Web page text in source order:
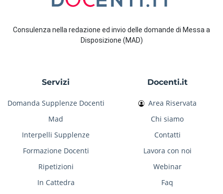
Consulenza nella redazione ed invio delle domande di Messa a
Disposizione (MAD)
Servizi
Domanda Supplenze Docenti
Mad
Interpelli Supplenze
Formazione Docenti
Ripetizioni
In Cattedra
Docenti.it
Area Riservata
Chi siamo
Contatti
Lavora con noi
Webinar
Faq